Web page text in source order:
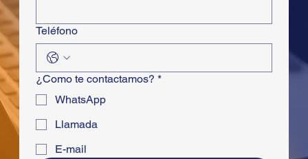
Teléfono
¿Como te contactamos? *
WhatsApp
Llamada
E-mail